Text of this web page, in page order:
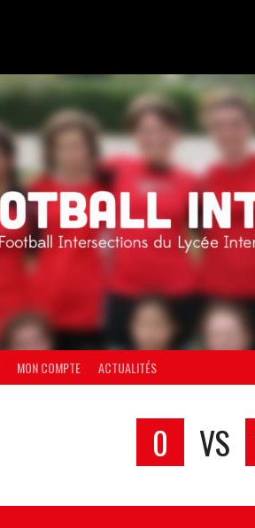
MON COMPTE ACTUALITÉS
0 VS